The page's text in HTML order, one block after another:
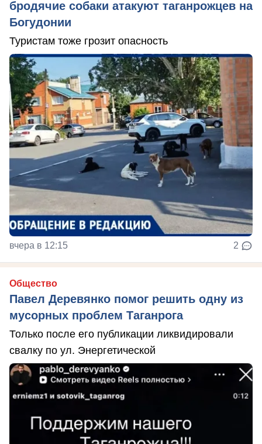
бродячие собаки атакуют таганрожцев на
Богудонии
Туристам тоже грозит опасность
вчера в 12:15 2
Общество
Павел Деревянко помог решить одну из
мусорных проблем Таганрога
Только после его публикации ликвидировали
свалку по ул. Энергетической